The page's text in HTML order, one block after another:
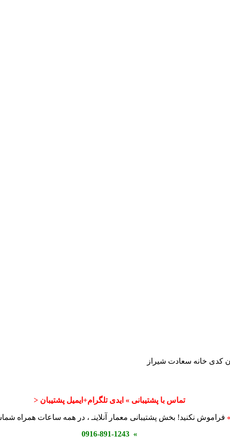
کدی خانه سعادت شیراز
تماس با پشتیبانی » ایدی تلگرام+ایمیل پشتیبان <
فراموش نکنید! بخش پشتیبانی معمار آنلاینـ ، در همه ساعات همراه
» 0916-891-1243